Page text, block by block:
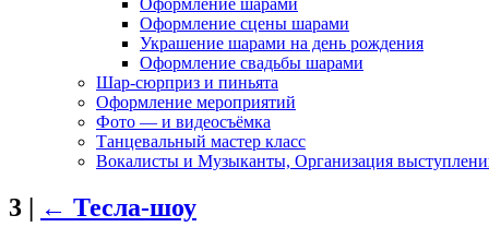
Оформление шарами
Оформление сцены шарами
Украшение шарами на день рождения
Оформление свадьбы шарами
Шар-сюрприз и пиньята
Оформление мероприятий
Фото — и видеосъёмка
Танцевальный мастер класс
Вокалисты и Музыканты, Организация
3 | ← Тесла-шоу